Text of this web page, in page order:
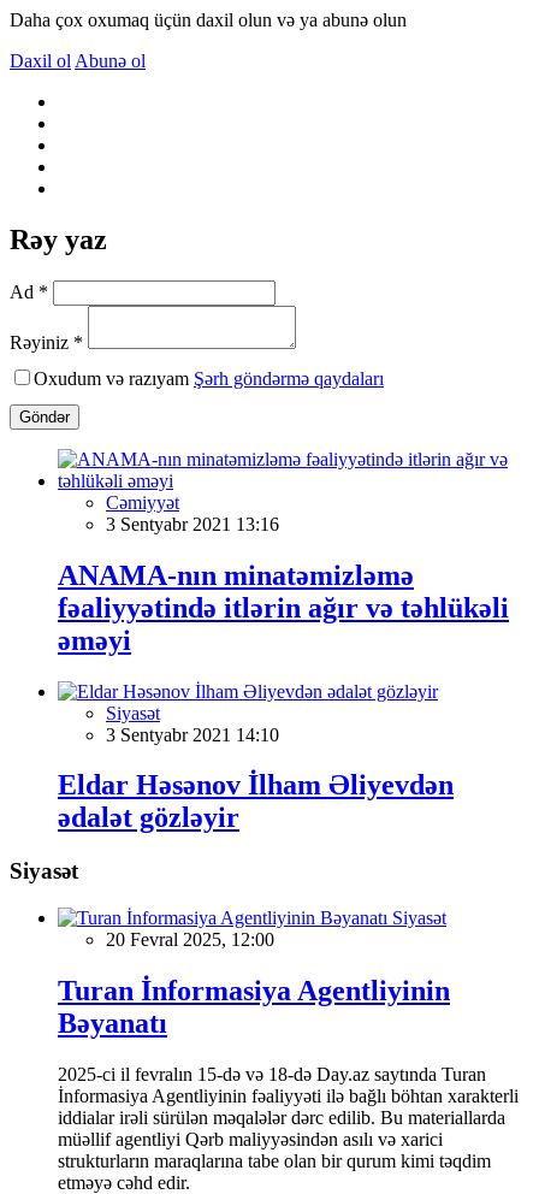
Daha çox oxumaq üçün daxil olun və ya abunə olun
Daxil ol Abunə ol
Rəy yaz
Ad *
Rəyiniz *
Oxudum və razıyam Şərh göndərmə qaydaları
Göndər
Cəmiyyət
3 Sentyabr 2021 13:16
ANAMA-nın minatəmizləmə
fəaliyyətində itlərin ağır və təhlükəli
əməyi
Siyasət
3 Sentyabr 2021 14:10
Eldar Həsənov İlham Əliyevdən
ədalət gözləyir
Siyasət
Siyasət
20 Fevral 2025, 12:00
Turan İnformasiya Agentliyinin
Bəyanatı
2025-ci il fevralın 15-də və 18-də Day.az saytında Turan
İnformasiya Agentliyinin fəaliyyəti ilə bağlı böhtan xarakterli
iddialar irəli sürülən məqalələr dərc edilib. Bu materiallarda
müəllif agentliyi Qərb maliyyəsindən asılı və xarici
strukturların maraqlarına tabe olan bir qurum kimi təqdim
etməyə cəhd edir.